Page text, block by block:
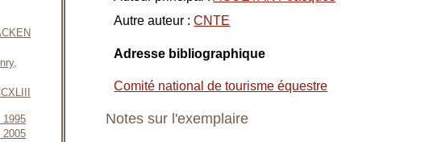
Autre auteur :CNTE
Adresse bibliographique
Comité national de tourisme équestre
Notes sur l'exemplaire